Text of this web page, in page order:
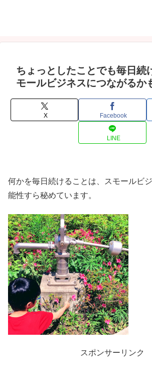
ちょっとしたことでも毎日続
モールビジネスにつながるか
X Facebook
LINE
何かを毎日続けることは、スモールビ
能性すら秘めています。
スポンサーリンク